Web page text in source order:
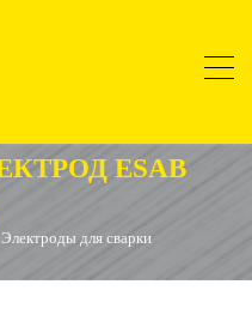
ESAB
Электроды для сварки